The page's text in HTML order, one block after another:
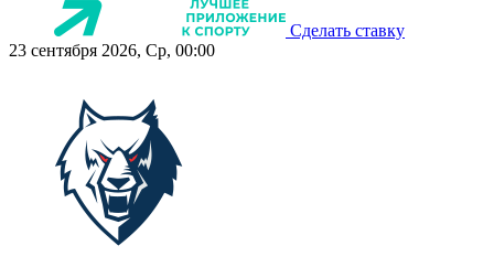
Сделать ставку
23 сентября 2026, Ср, 00:00